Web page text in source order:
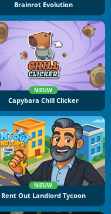
Brainrot Evolution
NIEUW
Capybara Chill Clicker
NIEUW
Rent Out Landlord Tycoon